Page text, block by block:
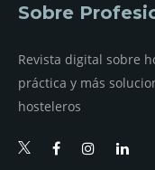
Sobre
Revista digital sobre
práctica y más
hosteleros